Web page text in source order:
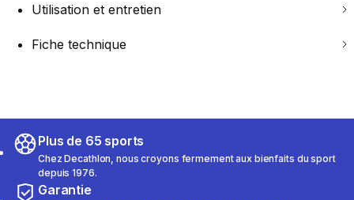
Utilisation et entretien
Fiche technique
Plus de 65 sports
Chez Decathlon, nous croyons fermement aux bienfaits du sport
depuis 1976.
Garantie